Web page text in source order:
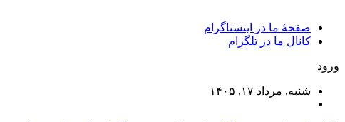
صفحۀ ما در اینستاگرام
کانال ما در تلگرام
ورود
شنبه, مرداد ۱۷, ۱۴۰۵